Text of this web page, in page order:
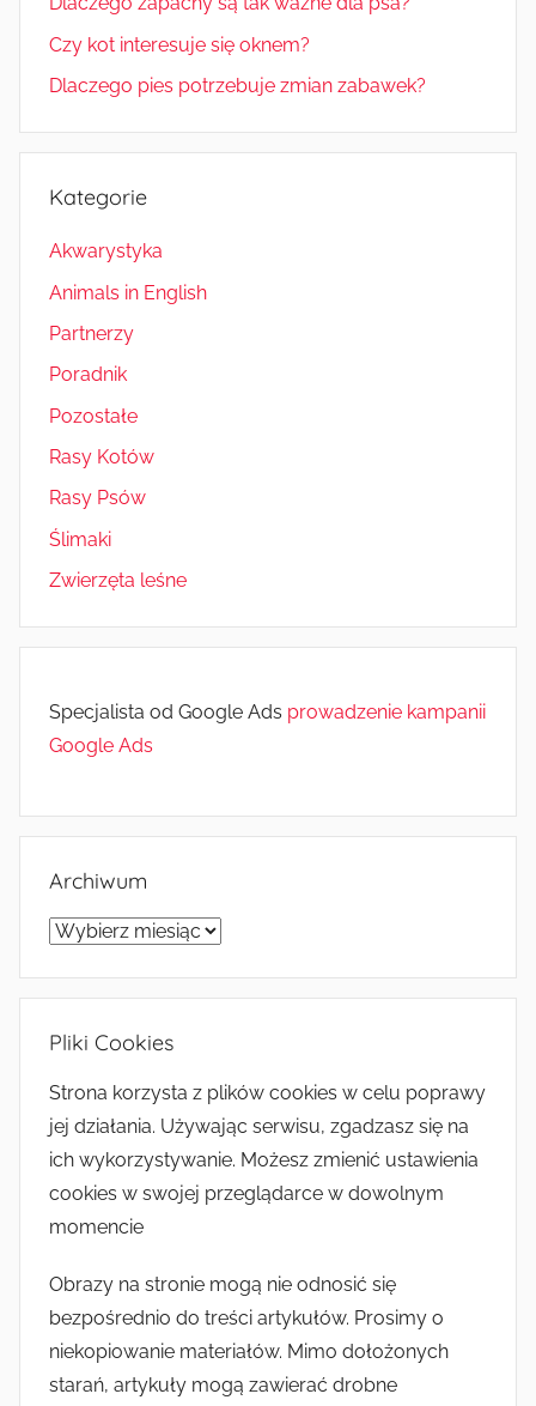
Czy kot interesuje się oknem?
Dlaczego pies potrzebuje zmian zabawek?
Kategorie
Akwarystyka
Animals in English
Partnerzy
Poradnik
Pozostałe
Rasy Kotów
Rasy Psów
Ślimaki
Zwierzęta leśne
Specjalista od Google Ads prowadzenie kampanii
Google Ads
Archiwum
Archiwum
Pliki Cookies
Strona korzysta z plików cookies w celu poprawy
jej działania. Używając serwisu, zgadzasz się na
ich wykorzystywanie. Możesz zmienić ustawienia
cookies w swojej przeglądarce w dowolnym
momencie
Obrazy na stronie mogą nie odnosić się
bezpośrednio do treści artykułów. Prosimy o
niekopiowanie materiałów. Mimo dołożonych
starań, artykuły mogą zawierać drobne